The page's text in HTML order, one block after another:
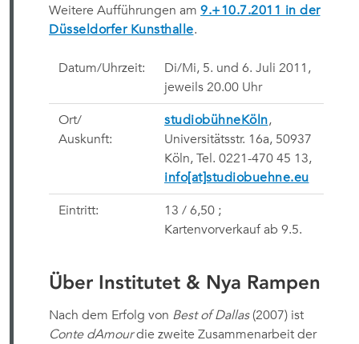
Weitere Aufführungen am 9.+10.7.2011 in der
Düsseldorfer Kunsthalle.
Datum/Uhrzeit: Di/Mi, 5. und 6. Juli 2011 ,
jeweils 20.00 Uhr
Ort/
Auskunft:
studiobühneKöln,
Universitätsstr. 16a, 50937
Köln, Tel. 0221-470 45 13,
info[at]studiobuehne.eu
Eintritt:
13 / 6,50 ;
Kartenvorverkauf ab 9.5.
Über Institutet & Nya Rampen
Nach dem Erfolg von Best of Dallas (2007) ist
Conte dAmourdie zweite Zusammenarbeit der